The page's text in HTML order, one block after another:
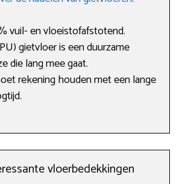
vuil- en vloeistofafstotend.
gietvloer is een duurzame
die lang mee gaat.
rekening houden met een lange
vloerbedekkingen